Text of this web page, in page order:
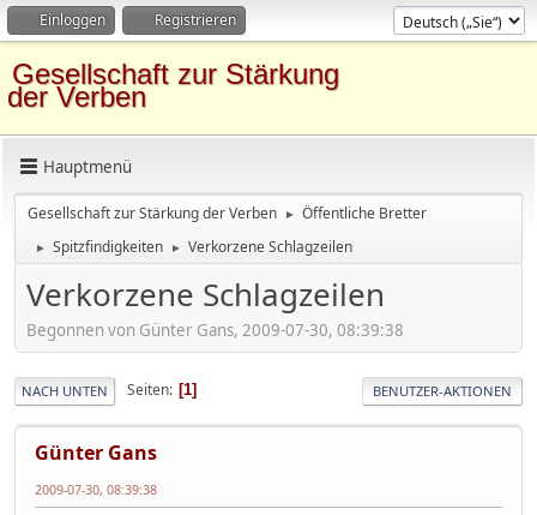
Einloggen Registrieren
Gesellschaft zur Stärkung
der Verben
Hauptmenü
Gesellschaft zur Stärkung der Verben ► Öffentliche Bretter
► Spitzfindigkeiten ► Verkorzene Schlagzeilen
Verkorzene Schlagzeilen
Begonnen von Günter Gans, 2009-07-30, 08:39:38
NACH UNTEN Seiten 1 BENUTZER-AKTIONEN
Günter Gans
2009-07-30, 08:39:38